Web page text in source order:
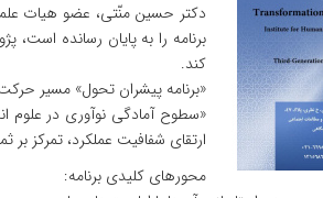
دکتر حسین منّتی، عضو هیات
برنامه را به پایان رسانده
کند.
«برنامه پیشران تحول» مسیر
ارتقای شفافیت عملکرد، تمرکز
محورهای کلیدی برنامه: